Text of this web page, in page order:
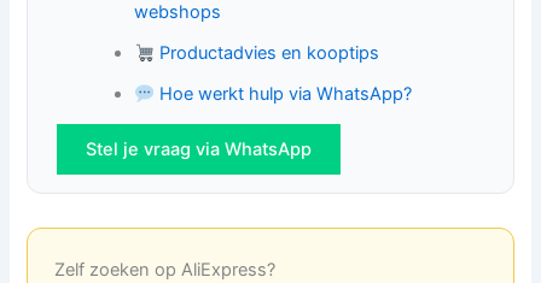
webshops
Productadvies en kooptips
Hoe werkt hulp via WhatsApp?
Stel je vraag via WhatsApp
Zelf zoeken op AliExpress?